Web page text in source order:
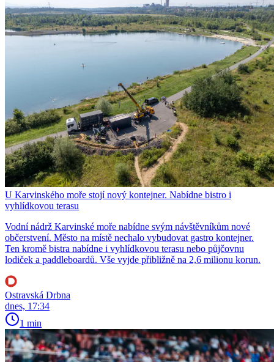
U Karvinského moře stojí nový kontejner. Nabídne bistro i
vyhlídkovou terasu
Vodní nádrž Karvinské moře nabídne svým návštěvníkům nové
občerstvení. Město na místě nechalo vybudovat gastro kontejner.
Ten kromě bistra nabídne i vyhlídkovou terasu nebo půjčovnu
lodiček a paddleboardů. Vše vyjde přibližně na 2,6 milionu korun.
Ostravská Drbna
dnes, 17:34
1 min